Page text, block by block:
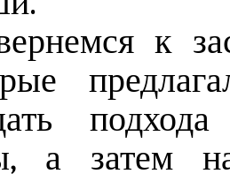
к
а затем